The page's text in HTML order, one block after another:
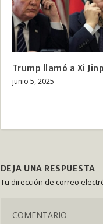
Trump llamó a Xi
junio 5, 2025
DEJA UNA RESPUESTA
Tu dirección de correo